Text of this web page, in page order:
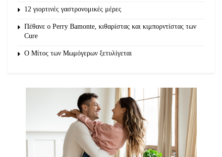
12 γιορτινές γαστρονομικές μέρες
Πέθανε ο Perry Bamonte, κιθαρίστας και κιμπορντίστας των
Cure
O Μίτος των Μωμόγερων ξετυλίγεται